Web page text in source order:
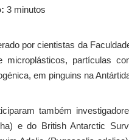
3 minutos
por cientistas da
microplásticos, partículas
em pinguins na
também
e do British Antarctic